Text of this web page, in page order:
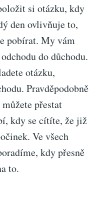
si otázku, kdy
den ovlivňuje to,
pobírat. My vám
do důchodu.
otázku,
. Pravděpodobně
přestat
kdy se cítíte, že již
Ve všech
kdy přesně
to.